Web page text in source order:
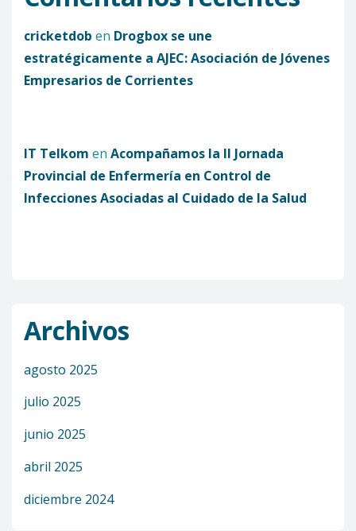
cricketdob en Drogbox se une
estratégicamente a AJEC: Asociación de Jóvenes
Empresarios de Corrientes
IT Telkom en Acompañamos la II Jornada
Provincial de Enfermería en Control de
Infecciones Asociadas al Cuidado de la Salud
Archivos
agosto 2025
julio 2025
junio 2025
abril 2025
diciembre 2024